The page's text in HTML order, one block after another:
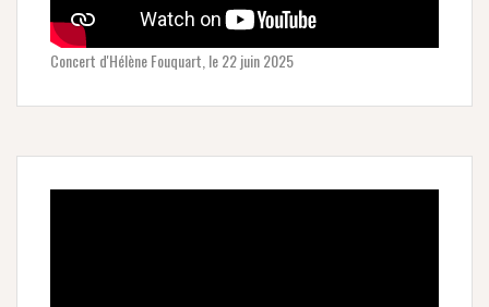
Concert d'Hélène Fouquart, le 22 juin 2025